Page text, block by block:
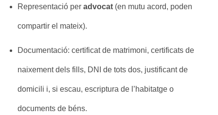
Representació per advocat(en mutu acord, poden
compartir el mateix).
Documentació: certificat de matrimoni, certificats de
naixement dels fills, DNI de tots dos, justificant de
domicili i, si escau, escriptura de l’habitatge o
documents de béns.